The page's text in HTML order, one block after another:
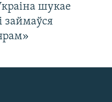
шукае
займаўся